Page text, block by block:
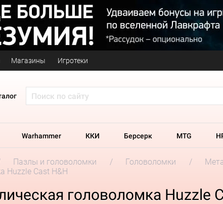
Магазины Игротеки
Warhammer ККИ Берсерк MTG
Пазлы и головоломки Головоломки
Huzzle Cast H&H
головоломка Huzzle